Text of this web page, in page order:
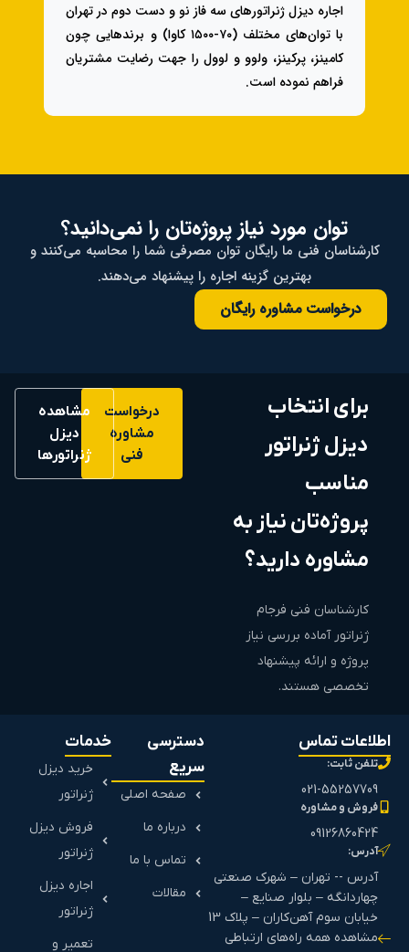
اجاره دیزل ژنراتورهای سه فاز نو و دست دوم در تهران
با توان‌های مختلف (۷۰-۱۵۰۰ کاوا) و برندهایی چون
کامینز، پرکینز، ولوو و لوول را جهت رضایت مشتریان
فراهم نموده است.
توان مورد نیاز پروژه‌تان را نمی‌دانید؟
کارشناسان فنی ما رایگان توان مصرفی شما را محاسبه می‌کنند و
بهترین گزینه اجاره را پیشنهاد می‌دهند.
درخواست مشاوره رایگان
برای انتخاب
دیزل ژنراتور
مناسب
پروژه‌تان نیاز به
مشاوره دارید؟
کارشناسان فنی فرجام
ژنراتور آماده بررسی نیاز
پروژه و ارائه پیشنهاد
تخصصی هستند.
درخواست
مشاوره
فنی
مشاهده
دیزل
ژنراتورها
اطلاعات تماس
تلفن ثابت:
021-55257709
فروش و مشاوره
09126860424
آدرس:
آدرس -- تهران – شهرک صنعتی
چهاردانگه – بلوار صنایع –
خیابان سوم آهن‌کاران – پلاک 13
مشاهده همه راه‌های ارتباطی
دسترسی
سریع
صفحه اصلی
درباره ما
تماس با ما
مقالات
خدمات
خرید دیزل
ژنراتور
فروش دیزل
ژنراتور
اجاره دیزل
ژنراتور
تعمیر و